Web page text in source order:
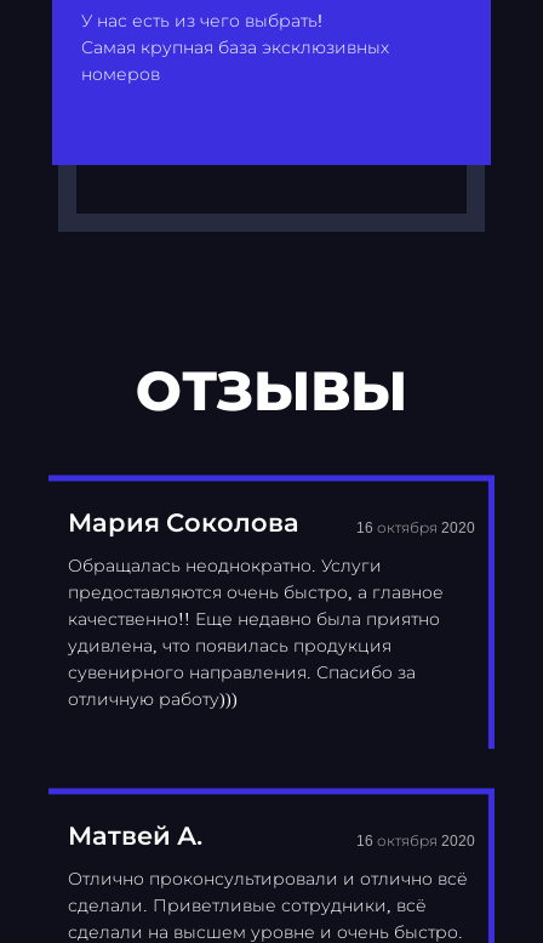
У нас есть из чего выбрать!
Самая крупная база эксклюзивных
номеров
ОТЗЫВЫ
Мария Соколова 16 октября 2020
Обращалась неоднократно. Услуги
предоставляются очень быстро, а главное
качественно!! Еще недавно была приятно
удивлена, что появилась продукция
сувенирного направления. Спасибо за
отличную работу)))
Матвей А. 16 октября 2020
Отлично проконсультировали и отлично всё
сделали. Приветливые сотрудники, всё
сделали на высшем уровне и очень быстро.